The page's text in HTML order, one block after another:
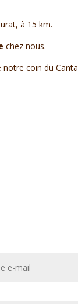
à 15 km.
chez nous.
coin du